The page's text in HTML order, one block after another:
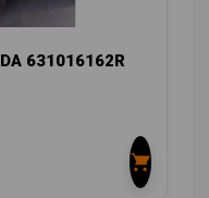
631016162R